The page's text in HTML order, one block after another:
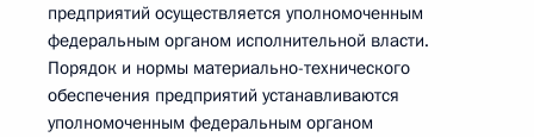
предприятий осуществляется уполномоченным
федеральным органом исполнительной власти.
Порядок и нормы материально-технического
обеспечения предприятий устанавливаются
уполномоченным федеральным органом